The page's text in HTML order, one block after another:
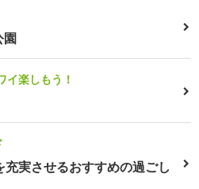
園
イ楽しもう！
実させるおすすめの過ごし